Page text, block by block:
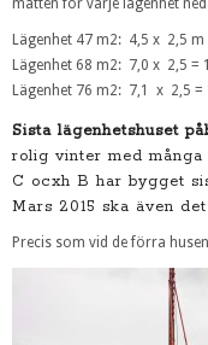
Lägenhet 47 m2: 4,5 x 2,5 m
Lägenhet 68 m2: 7,0 x 2,5 =
Lägenhet 76 m2: 7,1 x 2,5 =
Sista lägenhetshuset
rolig vinter med
C ocxh B har bygget
Mars 2015 ska även
Precis som vid de förra